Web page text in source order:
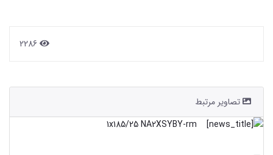
2286
تصاویر مرتبط
1x185/25 NA2XSYBY-rm